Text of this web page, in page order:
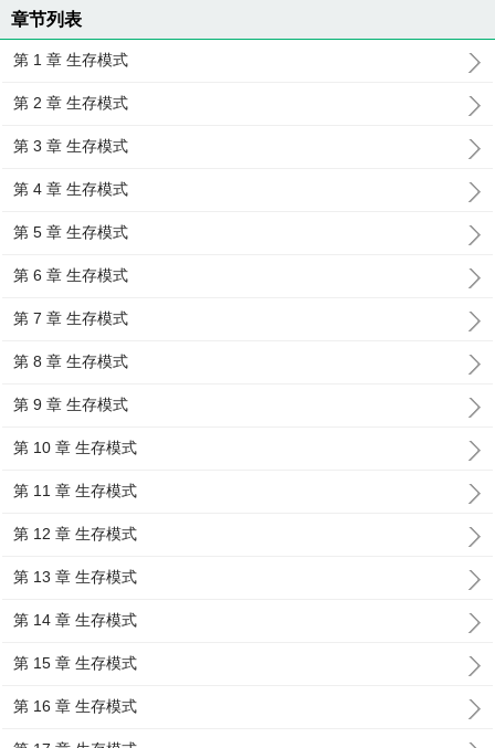
章节列表
第 1 章 生存模式
第 2 章 生存模式
第 3 章 生存模式
第 4 章 生存模式
第 5 章 生存模式
第 6 章 生存模式
第 7 章 生存模式
第 8 章 生存模式
第 9 章 生存模式
第 10 章 生存模式
第 11 章 生存模式
第 12 章 生存模式
第 13 章 生存模式
第 14 章 生存模式
第 15 章 生存模式
第 16 章 生存模式